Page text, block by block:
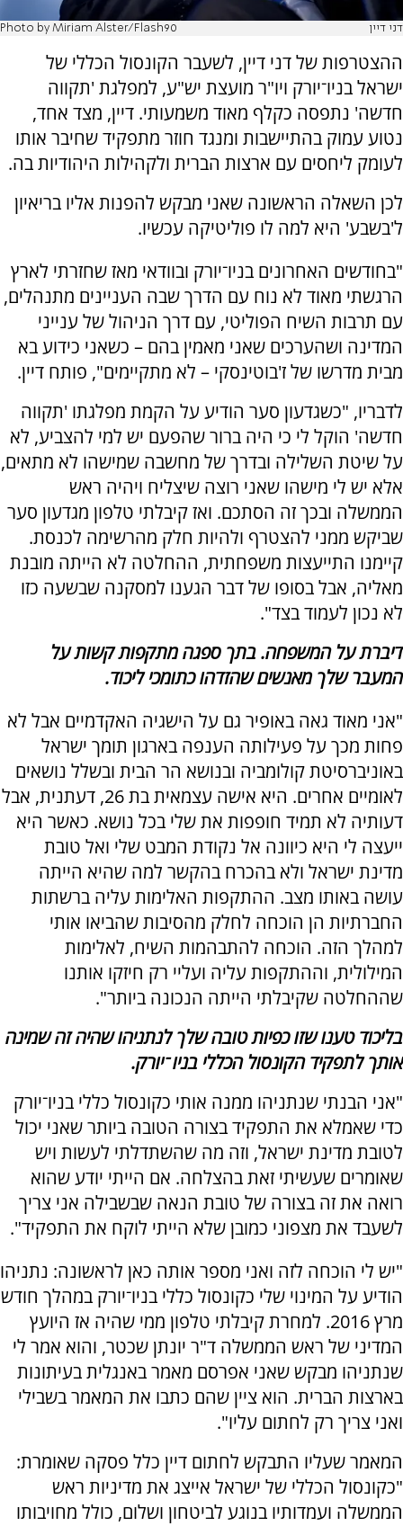
דני דיין Photo by Miriam Alster/Flash90
ההצטרפות של דני דיין, לשעבר הקונסול הכללי של
ישראל בניו־יורק ויו"ר מועצת יש"ע, למפלגת 'תקווה
חדשה' נתפסה כקלף מאוד משמעותי. דיין, מצד אחד,
נטוע עמוק בהתיישבות ומנגד חוזר מתפקיד שחיבר אותו
לעומק ליחסים עם ארצות הברית ולקהילות היהודיות בה.
לכן השאלה הראשונה שאני מבקש להפנות אליו בריאיון
ל'בשבע' היא למה לו פוליטיקה עכשיו.
"בחודשים האחרונים בניו־יורק ובוודאי מאז שחזרתי לארץ
הרגשתי מאוד לא נוח עם הדרך שבה העניינים מתנהלים,
עם תרבות השיח הפוליטי, עם דרך הניהול של ענייני
המדינה ושהערכים שאני מאמין בהם – כשאני כידוע בא
מבית מדרשו של ז'בוטינסקי – לא מתקיימים", פותח דיין.
לדבריו, "כשגדעון סער הודיע על הקמת מפלגתו 'תקווה
חדשה' הוקל לי כי היה ברור שהפעם יש למי להצביע, לא
על שיטת השלילה ובדרך של מחשבה שמישהו לא מתאים,
אלא יש לי מישהו שאני רוצה שיצליח ויהיה ראש
הממשלה ובכך זה הסתכם. ואז קיבלתי טלפון מגדעון סער
שביקש ממני להצטרף ולהיות חלק מהרשימה לכנסת.
קיימנו התייעצות משפחתית, ההחלטה לא הייתה מובנת
מאליה, אבל בסופו של דבר הגענו למסקנה שבשעה כזו
לא נכון לעמוד בצד".
דיברת על המשפחה. בתך ספגה מתקפות קשות על
המעבר שלך מאנשים שהזדהו כתומכי ליכוד.
"אני מאוד גאה באופיר גם על הישגיה האקדמיים אבל לא
פחות מכך על פעילותה הענפה בארגון תומך ישראל
באוניברסיטת קולומביה ובנושא הר הבית ובשלל נושאים
לאומיים אחרים. היא אישה עצמאית בת 26, דעתנית, אבל
דעותיה לא תמיד חופפות את שלי בכל נושא. כאשר היא
ייעצה לי היא כיוונה אל נקודת המבט שלי ואל טובת
מדינת ישראל ולא בהכרח בהקשר למה שהיא הייתה
עושה באותו מצב. ההתקפות האלימות עליה ברשתות
החברתיות הן הוכחה לחלק מהסיבות שהביאו אותי
למהלך הזה. הוכחה להתבהמות השיח, לאלימות
המילולית, וההתקפות עליה ועליי רק חיזקו אותנו
שההחלטה שקיבלתי הייתה הנכונה ביותר".
בליכוד טענו שזו כפיות טובה שלך לנתניהו שהיה זה שמינה
אותך לתפקיד הקונסול הכללי בניו־יורק.
"אני הבנתי שנתניהו ממנה אותי כקונסול כללי בניו־יורק
כדי שאמלא את התפקיד בצורה הטובה ביותר שאני יכול
לטובת מדינת ישראל, וזה מה שהשתדלתי לעשות ויש
שאומרים שעשיתי זאת בהצלחה. אם הייתי יודע שהוא
רואה את זה בצורה של טובת הנאה שבשבילה אני צריך
לשעבד את מצפוני כמובן שלא הייתי לוקח את התפקיד".
"יש לי הוכחה לזה ואני מספר אותה כאן לראשונה: נתניהו
הודיע על המינוי שלי כקונסול כללי בניו־יורק במהלך חודש
מרץ 2016. למחרת קיבלתי טלפון ממי שהיה אז היועץ
המדיני של ראש הממשלה ד"ר יונתן שכטר, והוא אמר לי
שנתניהו מבקש שאני אפרסם מאמר באנגלית בעיתונות
בארצות הברית. הוא ציין שהם כתבו את המאמר בשבילי
ואני צריך רק לחתום עליו".
המאמר שעליו התבקש לחתום דיין כלל פסקה שאומרת:
"כקונסול הכללי של ישראל אייצג את מדיניות ראש
הממשלה ועמדותיו בנוגע לביטחון ושלום, כולל מחויבותו